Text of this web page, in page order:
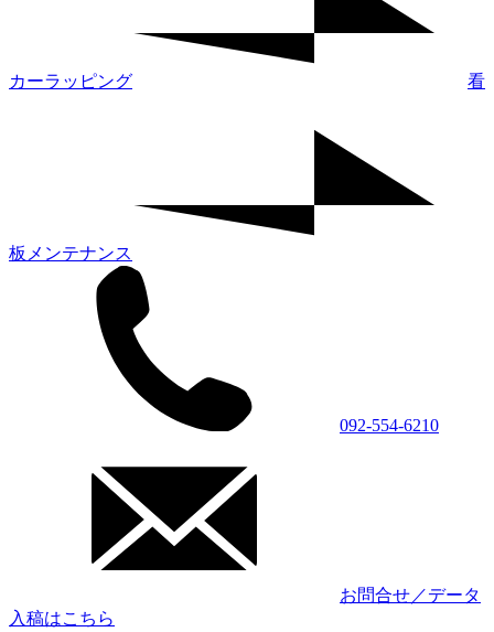
カーラッピング 看
板メンテナンス
092-554-6210
お問合せ／データ
入稿はこちら